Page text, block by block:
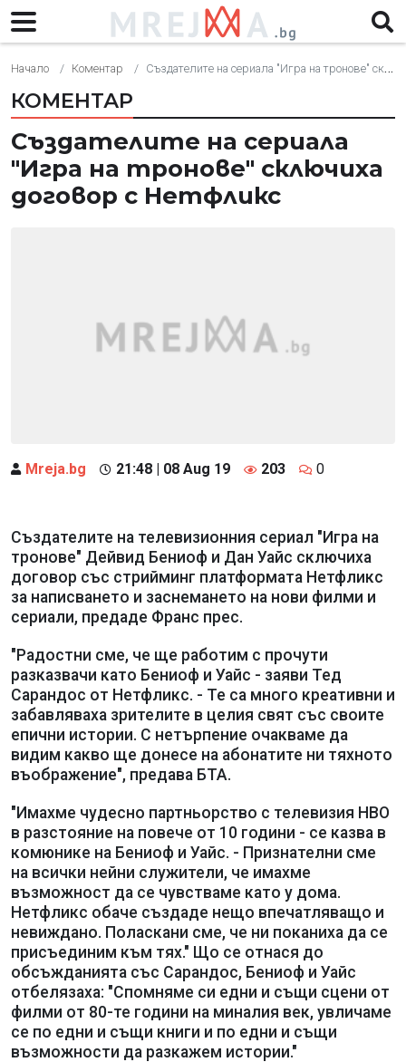
Начало Коментар Създателите на сериала "Игра на тронове" сключиха договор с Нетфликс
КОМЕНТАР
Създателите на сериала
"Игра на тронове" сключиха
договор с Нетфликс
Mreja.bg 21:48 | 08 Aug 19 203 0
Създателите на телевизионния сериал "Игра на
тронове" Дейвид Бениоф и Дан Уайс сключиха
договор със стрийминг платформата Нетфликс
за написването и заснемането на нови филми и
сериали, предаде Франс прес.
"Радостни сме, че ще работим с прочути
разказвачи като Бениоф и Уайс - заяви Тед
Сарандос от Нетфликс. - Те са много креативни и
забавляваха зрителите в целия свят със своите
епични истории. С нетърпение очакваме да
видим какво ще донесе на абонатите ни тяхното
въображение", предава БТА.
"Имахме чудесно партньорство с телевизия НВО
в разстояние на повече от 10 години - се казва в
комюнике на Бениоф и Уайс. - Признателни сме
на всички нейни служители, че имахме
възможност да се чувстваме като у дома.
Нетфликс обаче създаде нещо впечатляващо и
невиждано. Поласкани сме, че ни поканиха да се
присъединим към тях." Що се отнася до
обсъжданията със Сарандос, Бениоф и Уайс
отбелязаха: "Спомняме си едни и същи сцени от
филми от 80-те години на миналия век, увличаме
се по едни и същи книги и по едни и същи
възможности да разкажем истории."